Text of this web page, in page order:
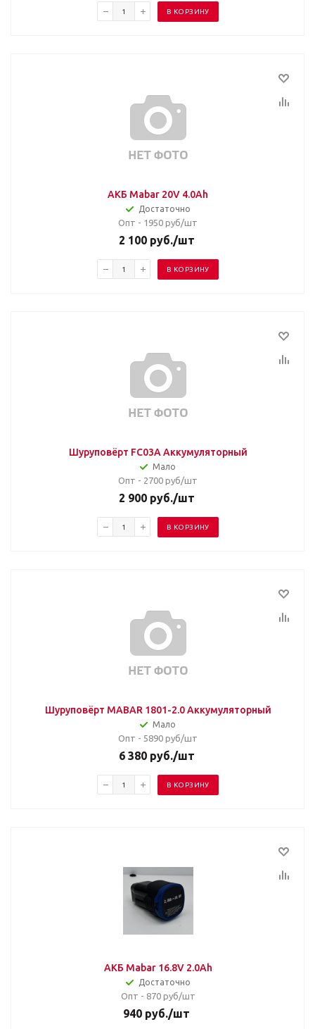
В КОРЗИНУ
АКБ Mabar 20V 4.0Ah
Достаточно
Опт - 1950 руб/шт
2 100руб./шт
В КОРЗИНУ
Шуруповёрт FC03A Аккумуляторный
Мало
Опт - 2700 руб/шт
2 900руб./шт
В КОРЗИНУ
Шуруповёрт MABAR 1801-2.0 Аккумуляторный
Мало
Опт - 5890 руб/шт
6 380руб./шт
В КОРЗИНУ
АКБ Mabar 16.8V 2.0Ah
Достаточно
Опт - 870 руб/шт
940 руб./шт